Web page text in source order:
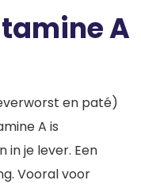
A
en paté)
A is
je lever. Een
Vooral voor